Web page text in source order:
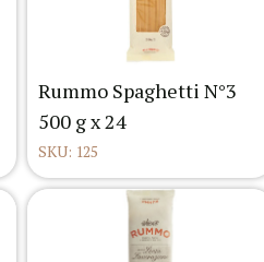
Rummo Spaghetti N°3
500 g x 24
SKU: 125